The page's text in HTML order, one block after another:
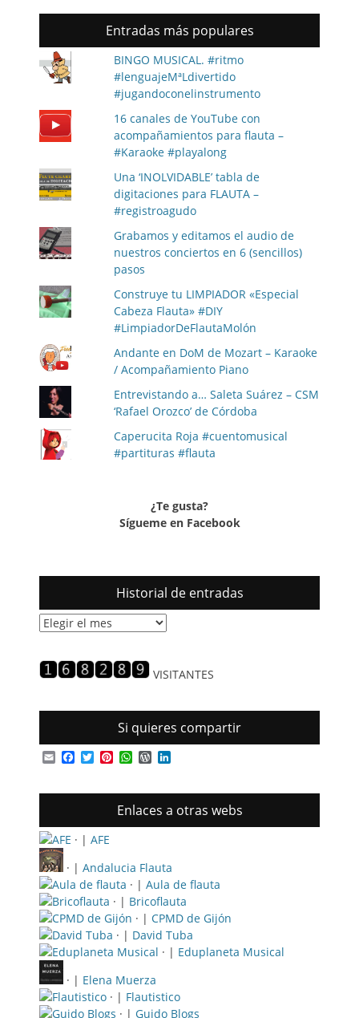
Entradas más populares
BINGO MUSICAL. #ritmo
#lenguajeMªLdivertido
#jugandoconelinstrumento
16 canales de YouTube con
acompañamientos para flauta –
#Karaoke #playalong
Una ‘INOLVIDABLE’ tabla de
digitaciones para FLAUTA –
#registroagudo
Grabamos y editamos el audio de
nuestros conciertos en 6 (sencillos)
pasos
Construye tu LIMPIADOR «Especial
Cabeza Flauta» #DIY
#LimpiadorDeFlautaMolón
Andante en DoM de Mozart – Karaoke
/ Acompañamiento Piano
Entrevistando a… Saleta Suárez – CSM
‘Rafael Orozco’ de Córdoba
Caperucita Roja #cuentomusical
#partituras #flauta
¿Te gusta?
Sígueme en Facebook
Historial de entradas
Historial
VISITANTES
Si quieres compartir
EmailFacebook
TwitterPinterest
WhatsApp
WordPress
Enlaces a otras webs
· | AFE
· | Andalucia Flauta
· | Aula de flauta
· | Bricoflauta
· | CPMD de Gijón
· | David Tuba
· | Eduplaneta Musical
· | Elena Muerza
· | Flautistico
· | Guido Blogs